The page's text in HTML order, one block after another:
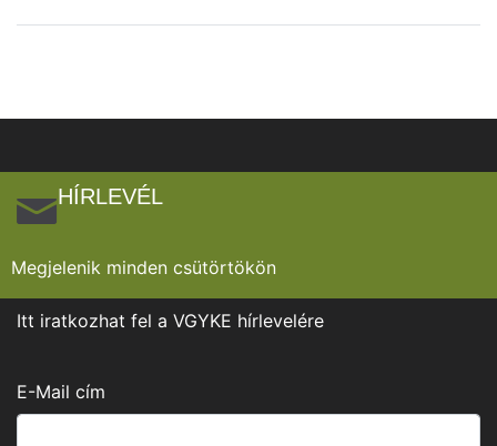
HÍRLEVÉL
Megjelenik minden csütörtökön
Itt iratkozhat fel a VGYKE hírlevelére
E-Mail cím